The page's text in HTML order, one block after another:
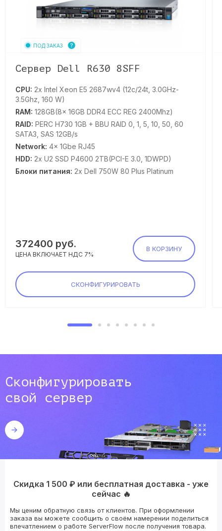
ПОД ЗАКАЗ
Сервер Dell R630 8SFF
CPU: 2x Intel Xeon E5 2687wv4 (12с/24t, 3.0GHz-
3.5Ghz, 160 W)
RAM: 128GB(8x 16GB DDR4 ECC REG 2400Mhz)
RAID: PERC H730 1GB + BBU RAID 0, 1, 5, 10, 50, 60
SATA3, SAS 12GB/s
Network: 4x 1Gbe RJ45
HDD: 2x U2 SSD P4600 2TB(PCI-E 3.0, 1DWPD)
Блоки питания: 2x Dell 750W 80 Plus Platinum
372400 руб.
ЦЕНА ВКЛЮЧАЕТ НДС 7%
В КОРЗИНУ
СКОНФИГУРИРОВАТЬ
Сконфигурировать
свой сервер
Скидка 1 500 ₽ или бесплатная доставка - уже
сейчас 🔥
Мы ценим обратную связь от клиентов. При оформлении
заказа вы можете сообщить о своём намерении поделиться
впечатлением о работе ServerFlow после получения товара.